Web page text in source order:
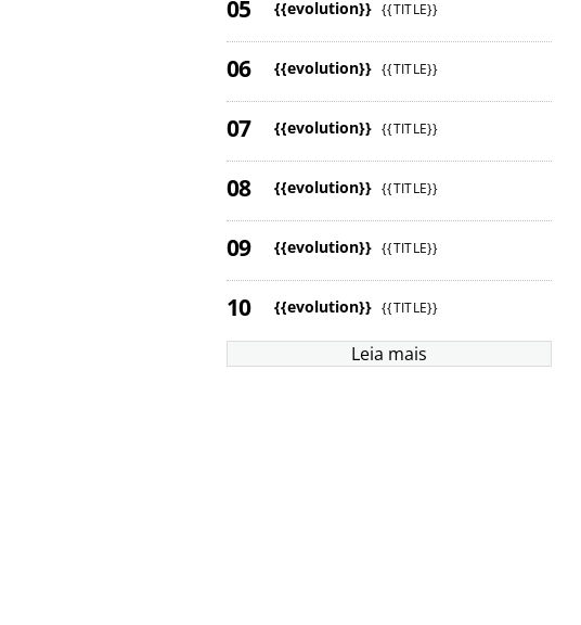
{{evolution}} {{TITLE}}
{{evolution}} {{TITLE}}
{{evolution}} {{TITLE}}
{{evolution}} {{TITLE}}
{{evolution}} {{TITLE}}
{{evolution}} {{TITLE}}
Leia mais